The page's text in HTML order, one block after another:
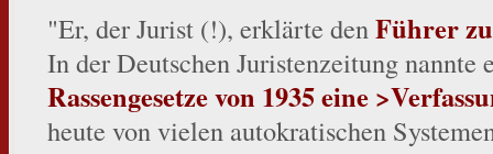
"Er, der Jurist (!), erklärte denFührer
In der Deutschen Juristenzeitung nannte
Rassengesetze von 1935 eine
heute von vielen autokratischen